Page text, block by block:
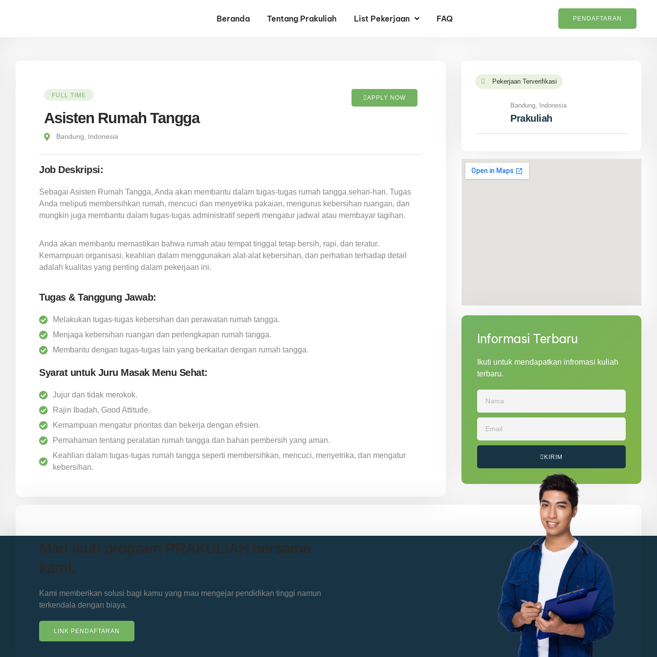
Beranda Tentang Prakuliah List Pekerjaan FAQ PENDAFTARAN
FULL TIME
Asisten Rumah Tangga
Bandung, Indonesia
APPLY NOW
Job Deskripsi:
Sebagai Asisten Rumah Tangga, Anda akan membantu dalam tugas-tugas rumah tangga sehari-hari. Tugas
Anda meliputi membersihkan rumah, mencuci dan menyetrika pakaian, mengurus kebersihan ruangan, dan
mungkin juga membantu dalam tugas-tugas administratif seperti mengatur jadwal atau membayar tagihan.
Anda akan membantu memastikan bahwa rumah atau tempat tinggal tetap bersih, rapi, dan teratur.
Kemampuan organisasi, keahlian dalam menggunakan alat-alat kebersihan, dan perhatian terhadap detail
adalah kualitas yang penting dalam pekerjaan ini.
Tugas & Tanggung Jawab:
Melakukan tugas-tugas kebersihan dan perawatan rumah tangga.
Menjaga kebersihan ruangan dan perlengkapan rumah tangga.
Membantu dengan tugas-tugas lain yang berkaitan dengan rumah tangga.
Syarat untuk Juru Masak Menu Sehat:
Jujur dan tidak merokok.
Rajin Ibadah, Good Attitude.
Kemampuan mengatur prioritas dan bekerja dengan efisien.
Pemahaman tentang peralatan rumah tangga dan bahan pembersih yang aman.
Keahlian dalam tugas-tugas rumah tangga seperti membersihkan, mencuci, menyetrika, dan mengatur
kebersihan.
Pekerjaan Terverifikasi
Bandung, Indonesia
Prakuliah
Informasi Terbaru
Ikuti untuk mendapatkan infromasi kuliah
terbaru.
KIRIM
Mari ikuti program PRAKULIAH bersama
kami.
Kami memberikan solusi bagi kamu yang mau mengejar pendidikan tinggi namun
terkendala dengan biaya.
LINK PENDAFTARAN